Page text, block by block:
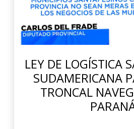
LEY DE LOGÍSTICA
SUDAMERICANA
TRONCAL